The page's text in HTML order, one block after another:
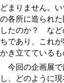
どまりません。
の各所に造られ
したのか？ など
ちであり、これ
かき立てているも
今回の企画展で
し、どのように